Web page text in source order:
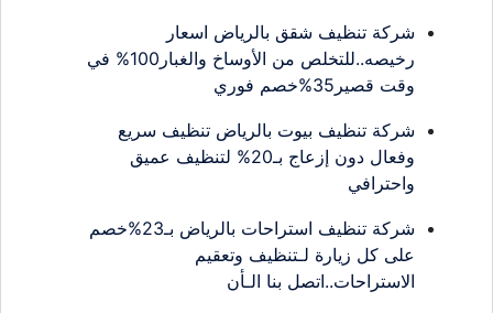
شركة تنظيف شقق بالرياض اسعار
رخيصه..للتخلص من الأوساخ والغبار100% في
وقت قصير35%خصم فوري
شركة تنظيف بيوت بالرياض تنظيف سريع
وفعال دون إزعاج بـ20% لتنظيف عميق
واحترافي
شركة تنظيف استراحات بالرياض بـ23%خصم
على كل زيارة لـتنظيف وتعقيم
الاستراحات..اتصل بنا الـأن